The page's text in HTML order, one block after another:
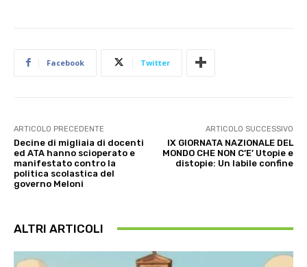
Facebook Twitter
ARTICOLO PRECEDENTE
Decine di migliaia di docenti
ed ATA hanno scioperato e
manifestato contro la
politica scolastica del
governo Meloni
ARTICOLO SUCCESSIVO
IX GIORNATA NAZIONALE DEL
MONDO CHE NON C’E’ Utopie e
distopie: Un labile confine
ALTRI ARTICOLI